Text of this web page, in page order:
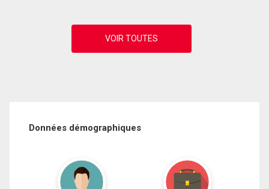
Données démographiques